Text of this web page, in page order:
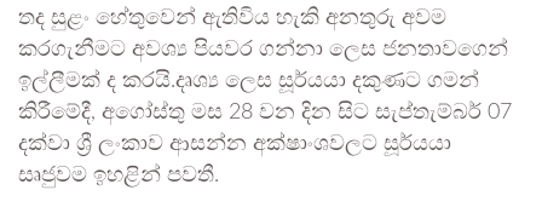
තද සුළං හේතුවෙන් ඇතිවිය හැකි අනතුරු අවම
කරගැනීමට අවශ්‍ය පියවර ගන්නා ලෙස ජනතාවගෙන්
ඉල්ලීමක් ද කරයි.දෘශ්‍ය ලෙස සූර්යයා දකුණට ගමන්
කිරීමේදී, අගෝස්තු මස 28 වන දින සිට සැප්තැම්බර් 07
දක්වා ශ්‍රී ලංකාව ආසන්න අක්ෂාංශවලට සූර්යයා
සෘජුවම ඉහළින් පවතී.